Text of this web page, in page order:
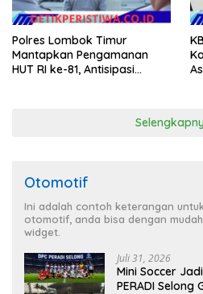
Polres Lombok Timur
Mantapkan Pengamanan
HUT RI ke-81, Antisipasi
Otomotif
Ini adalah contoh keterangan
otomotif, anda bisa dengan
widget.
Juli 31, 2026
Mini Soccer
PERADI Selong